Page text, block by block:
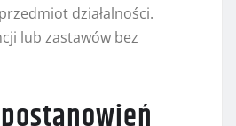
działalności.
lub zastawów bez